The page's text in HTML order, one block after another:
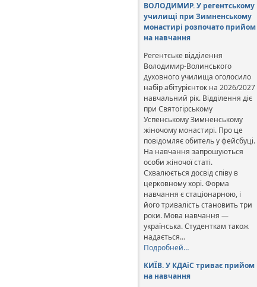
ВОЛОДИМИР. У регентському
училищі при Зимненському
монастирі розпочато прийом
на навчання
Регентське відділення
Володимир-Волинського
духовного училища оголосило
набір абітурієнток на 2026/2027
навчальний рік. Відділення діє
при Святогірському
Успенському Зимненському
жіночому монастирі. Про це
повідомляє обитель у фейсбуці.
На навчання запрошуються
особи жіночої статі.
Схвалюється досвід співу в
церковному хорі. Форма
навчання є стаціонарною, і
його тривалість становить три
роки. Мова навчання —
українська. Студенткам також
надається…
Подробней…
КИЇВ. У КДАіС триває прийом
на навчання